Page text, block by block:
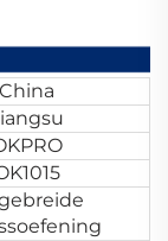
China